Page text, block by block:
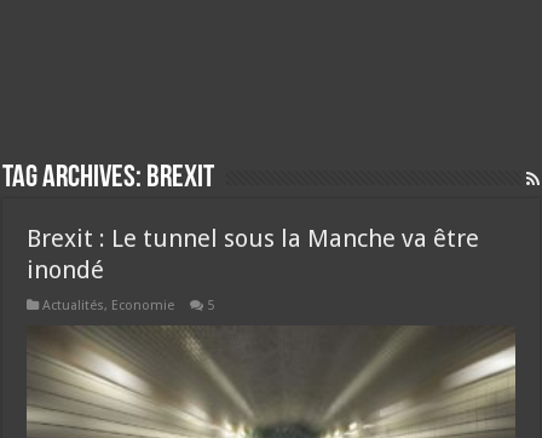
Tag Archives: brexit
Brexit : Le tunnel sous la Manche va être
inondé
Actualités, Economie 5